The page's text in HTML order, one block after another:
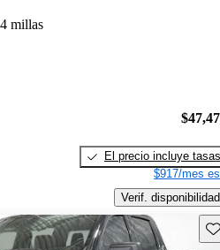
millas
El precio incluye tasas
$917/mes
Verif. disponibilidad